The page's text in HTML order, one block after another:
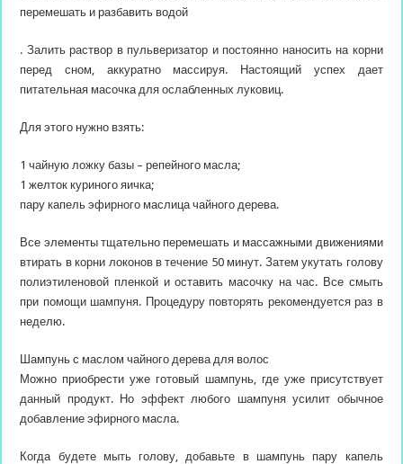
перемешать и разбавить водой
. Залить раствор в пульверизатор и постоянно наносить на корни
перед сном, аккуратно массируя. Настоящий успех дает
питательная масочка для ослабленных луковиц.
Для этого нужно взять:
1 чайную ложку базы – репейного масла;
1 желток куриного яичка;
пару капель эфирного маслица чайного дерева.
Все элементы тщательно перемешать и массажными движениями
втирать в корни локонов в течение 50 минут. Затем укутать голову
полиэтиленовой пленкой и оставить масочку на час. Все смыть
при помощи шампуня. Процедуру повторять рекомендуется раз в
неделю.
Шампунь с маслом чайного дерева для волос
Можно приобрести уже готовый шампунь, где уже присутствует
данный продукт. Но эффект любого шампуня усилит обычное
добавление эфирного масла.
Когда будете мыть голову, добавьте в шампунь пару капель